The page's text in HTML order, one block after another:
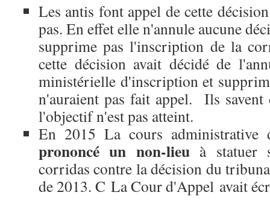
Les antis font appel de cette
pas. En effet elle n'annule aucune
supprime pas l'inscription de la
cette décision avait décidé de
ministérielle d'inscription et
n'auraient pas fait appel. Ils savent
l'objectif n'est pas atteint.
En 2015 La cours administrative
prononcé un non-lieuà statuer
corridas contre la décision du
de 2013. C La Cour d'Appel avait